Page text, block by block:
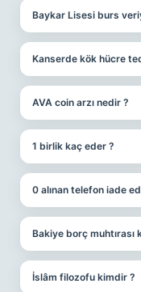
Baykar Lisesi burs
Kanserde kök hücre
AVA coin arzı nedir ?
1 birlik kaç eder ?
0 alınan telefon iade
Bakiye borç muhtırası
İslâm filozofu kimdir ?